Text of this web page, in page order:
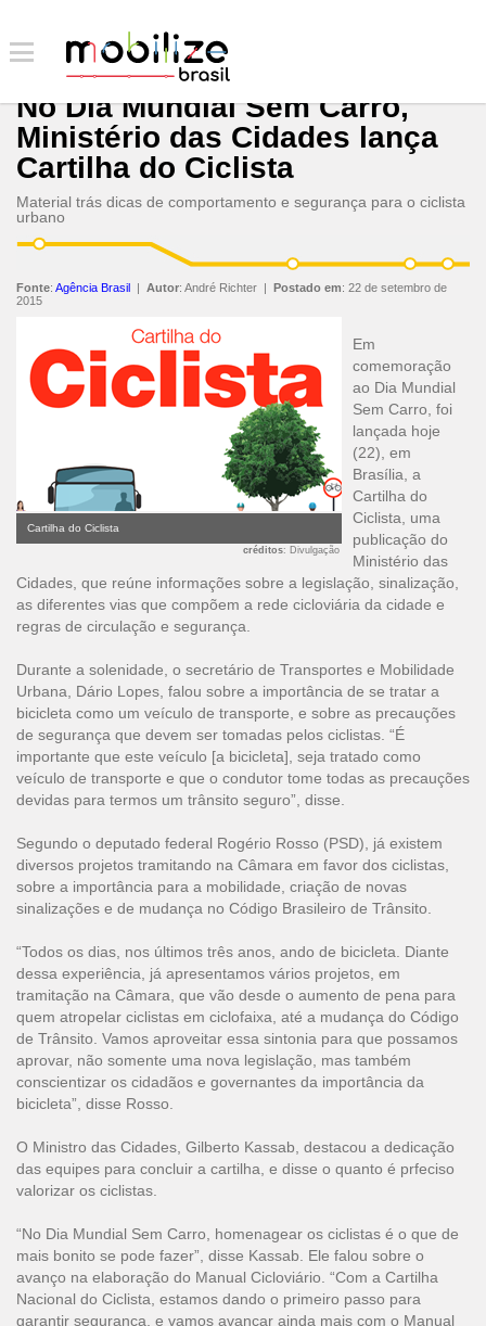
No Dia Mundial Sem Carro,
Ministério das Cidades lança
Cartilha do Ciclista
Material trás dicas de comportamento e segurança para o ciclista
urbano
Fonte: Agência Brasil | Autor: André Richter | Postado em: 22 de setembro de
2015
Cartilha do Ciclista
créditos: Divulgação
Em
comemoração
ao Dia Mundial
Sem Carro, foi
lançada hoje
(22), em
Brasília, a
Cartilha do
Ciclista, uma
publicação do
Ministério das
Cidades, que reúne informações sobre a legislação, sinalização,
as diferentes vias que compõem a rede cicloviária da cidade e
regras de circulação e segurança.
Durante a solenidade, o secretário de Transportes e Mobilidade
Urbana, Dário Lopes, falou sobre a importância de se tratar a
bicicleta como um veículo de transporte, e sobre as precauções
de segurança que devem ser tomadas pelos ciclistas. “É
importante que este veículo [a bicicleta], seja tratado como
veículo de transporte e que o condutor tome todas as precauções
devidas para termos um trânsito seguro”, disse.
Segundo o deputado federal Rogério Rosso (PSD), já existem
diversos projetos tramitando na Câmara em favor dos ciclistas,
sobre a importância para a mobilidade, criação de novas
sinalizações e de mudança no Código Brasileiro de Trânsito.
“Todos os dias, nos últimos três anos, ando de bicicleta. Diante
dessa experiência, já apresentamos vários projetos, em
tramitação na Câmara, que vão desde o aumento de pena para
quem atropelar ciclistas em ciclofaixa, até a mudança do Código
de Trânsito. Vamos aproveitar essa sintonia para que possamos
aprovar, não somente uma nova legislação, mas também
conscientizar os cidadãos e governantes da importância da
bicicleta”, disse Rosso.
O Ministro das Cidades, Gilberto Kassab, destacou a dedicação
das equipes para concluir a cartilha, e disse o quanto é prfeciso
valorizar os ciclistas.
“No Dia Mundial Sem Carro, homenagear os ciclistas é o que de
mais bonito se pode fazer”, disse Kassab. Ele falou sobre o
avanço na elaboração do Manual Cicloviário. “Com a Cartilha
Nacional do Ciclista, estamos dando o primeiro passo para
garantir segurança, e vamos avançar ainda mais com o Manual